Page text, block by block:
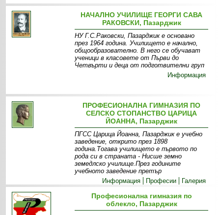
НАЧАЛНО УЧИЛИЩЕ ГЕОРГИ САВА
РАКОВСКИ, Пазарджик
НУ Г.С.Раковски, Пазарджик е основано
през 1964 година. Училището е начално,
общообразователно. В него се обучават
ученици в класовете от Първи до
Четвърти и деца от подготвителни груп
Информация
ПРОФЕСИОНАЛНА ГИМНАЗИЯ ПО
СЕЛСКО СТОПАНСТВО ЦАРИЦА
ЙОАННА, Пазарджик
ПГСС Царица Йоанна, Пазарджик е учебно
заведение, открито през 1898
година.Тогава училището е първото по
рода си в страната - Нисше земно
земедлско училище.През годините
учебното заведение претър
Информация
Професии Галерия
Професионална гимназия по
облекло, Пазарджик